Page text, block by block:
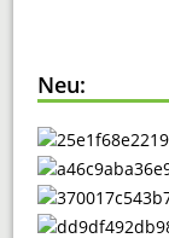
Neu: